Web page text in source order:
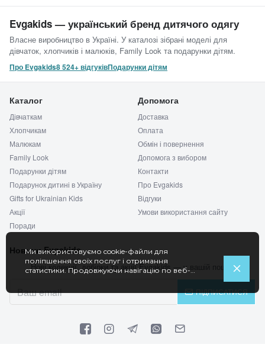
Evgakids — український бренд дитячого одягу
Власне виробництво в Україні. У каталозі зібрані моделі для
дівчаток, хлопчиків і малюків, Family Look та подарунки дітям.
Про Evgakids8 524+ відгуківПодарунки дітям
Каталог
Дівчаткам
Хлопчикам
Малюкам
Family Look
Подарунки дітям
Подарунок дитині в Україну
Gifts for Ukrainian Kids
Акції
Поради
Допомога
Доставка
Оплата
Обмін і повернення
Допомога з вибором
Контакти
Про Evgakids
Відгуки
Умови використання сайту
Новини Evgakids
Нові колекції, добірки та акції Evgakids — у вашій пошті.
ПІДПИСАТИСЯ
Ми використовуємо cookie-файли для
поліпшення своїх послуг і отримання
статистики. Продовжуючи навігацію по веб-